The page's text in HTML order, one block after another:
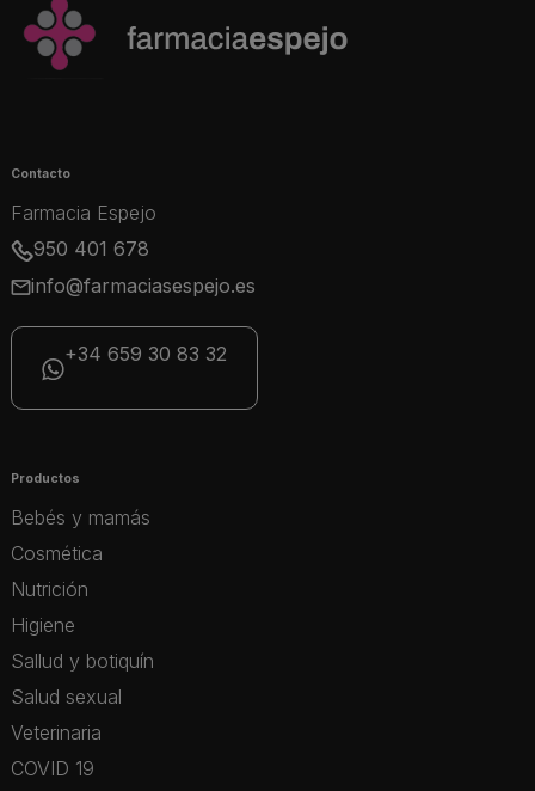
Contacto
Farmacia Espejo
950 401 678
info@farmaciasespejo.es
+34 659 30 83 32
Productos
Bebés y mamás
Cosmética
Nutrición
Higiene
Sallud y botiquín
Salud sexual
Veterinaria
COVID 19